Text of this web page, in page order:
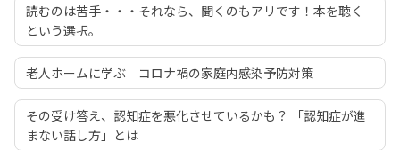
読むのは苦手・・・それなら、聞くのもアリです！本を聴く
という選択。
老人ホームに学ぶ コロナ禍の家庭内感染予防対策
その受け答え、認知症を悪化させているかも？ 「認知症が進
まない話し方」とは